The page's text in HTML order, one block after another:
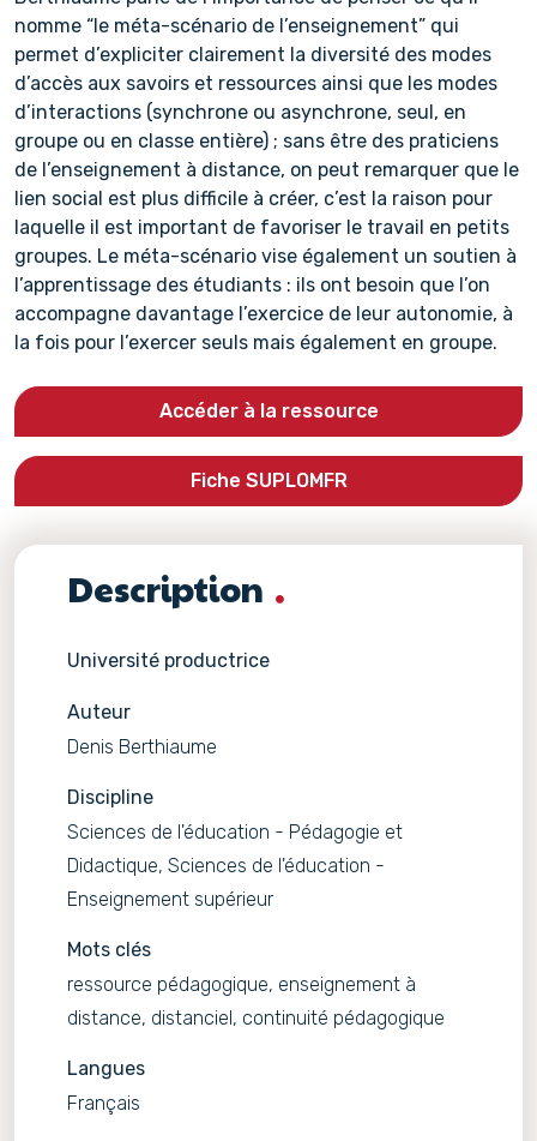
nomme “le méta-scénario de l’enseignement” qui
permet d’expliciter clairement la diversité des modes
d’accès aux savoirs et ressources ainsi que les modes
d’interactions (synchrone ou asynchrone, seul, en
groupe ou en classe entière) ; sans être des praticiens
de l’enseignement à distance, on peut remarquer que le
lien social est plus difficile à créer, c’est la raison pour
laquelle il est important de favoriser le travail en petits
groupes. Le méta-scénario vise également un soutien à
l’apprentissage des étudiants : ils ont besoin que l’on
accompagne davantage l’exercice de leur autonomie, à
la fois pour l’exercer seuls mais également en groupe.
Accéder à la ressource
Fiche SUPLOMFR
Description
Université productrice
Auteur
Denis Berthiaume
Discipline
Sciences de l'éducation - Pédagogie et
Didactique, Sciences de l'éducation -
Enseignement supérieur
Mots clés
ressource pédagogique, enseignement à
distance, distanciel, continuité pédagogique
Langues
Français